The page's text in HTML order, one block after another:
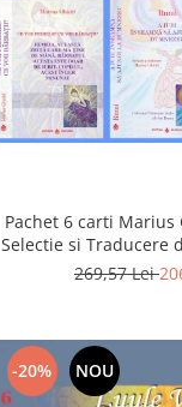
Pachet 6 carti Marius
Selectie si Traducere
269,57 Lei
-20% NOU